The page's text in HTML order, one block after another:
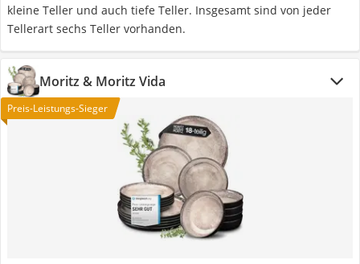
kleine Teller und auch tiefe Teller. Insgesamt sind von jeder
Tellerart sechs Teller vorhanden.
Moritz & Moritz Vida
Preis-Leistungs-Sieger